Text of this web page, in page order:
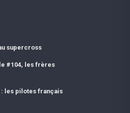
supercross
#104, les frères
: les pilotes français